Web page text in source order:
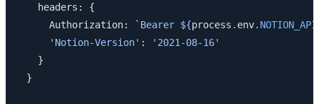
    headers: {
      Authorization:
`Bearer ${process . env.
      'Notion-Version'
:
'2021-08-16'
    }
  }